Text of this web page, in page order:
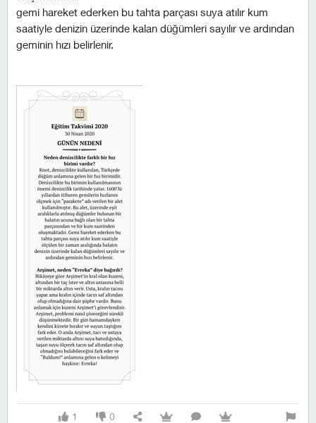
gemi hareket ederken bu tahta parçası suya atılır kum
saatiyle denizin üzerinde kalan düğümleri sayılır ve ardından
geminin hızı belirlenir.
1 0